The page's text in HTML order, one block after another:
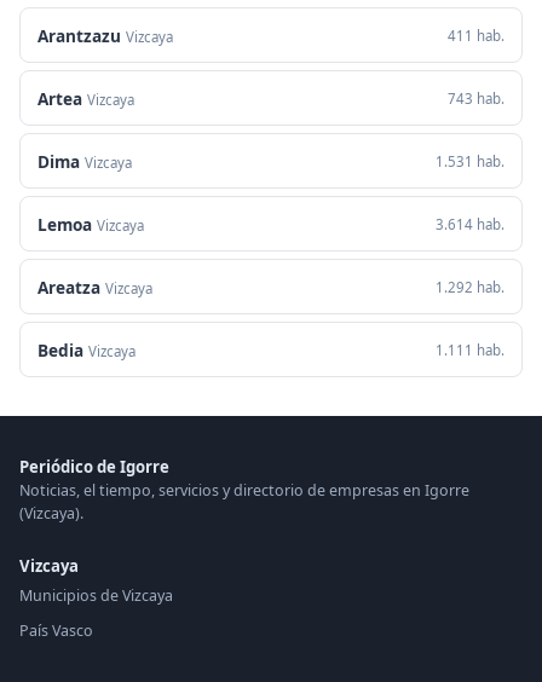
Arantzazu Vizcaya 411 hab.
Artea Vizcaya 743 hab.
Dima Vizcaya 1.531 hab.
Lemoa Vizcaya 3.614 hab.
Areatza Vizcaya 1.292 hab.
Bedia Vizcaya 1.111 hab.
Periódico de Igorre
Noticias, el tiempo, servicios y directorio de empresas en Igorre
(Vizcaya).
Vizcaya
Municipios de Vizcaya
País Vasco